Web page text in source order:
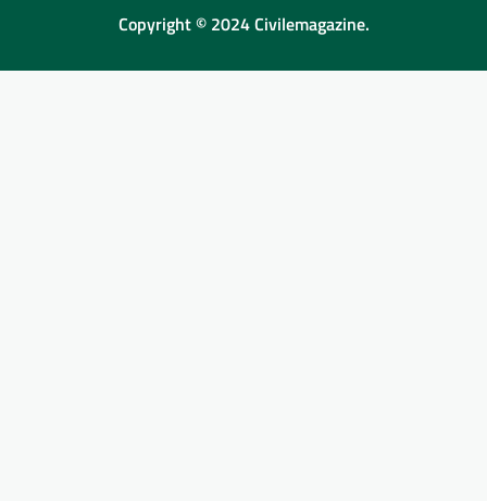
Copyright © 2024 Civilemagazine.